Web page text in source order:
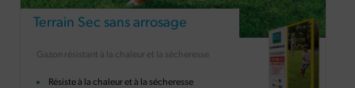
Terrain Sec sans arrosage
Gazon résistant à la chaleur et la sécheresse
Résiste à la chaleur et à la sécheresse